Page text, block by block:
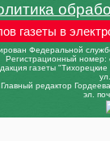
газеты в
Федеральной
Регистрационный
газеты
Главный редактор
эл.